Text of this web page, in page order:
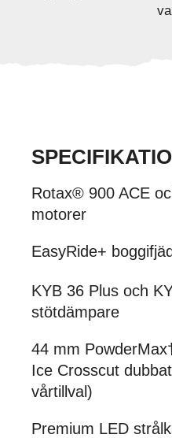
Rotax® 900 ACE
motorer
EasyRide+
KYB 36 Plus och
stötdämpare
44 mm
Ice Crosscut
vårtillval)
Premium LED